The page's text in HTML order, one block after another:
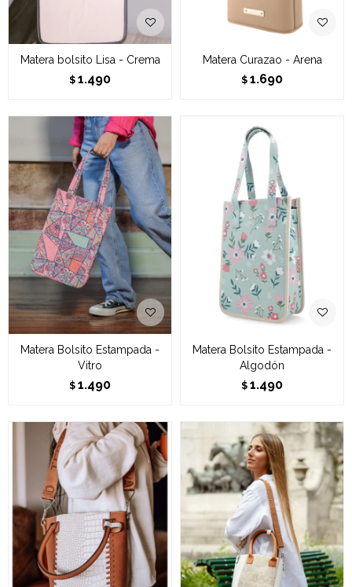
Matera bolsito Lisa - Crema
$ 1.490
Matera Curazao - Arena
$ 1.690
Matera Bolsito Estampada -
Vitro
$ 1.490
Matera Bolsito Estampada -
Algodón
$ 1.490